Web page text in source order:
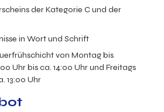
der Kategorie C und der
in Wort und Schrift
von Montag bis
Uhr bis ca. 14:00 Uhr und Freitags
13:00 Uhr